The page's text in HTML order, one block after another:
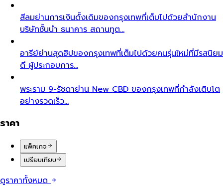
สีลมย่านการเงินดั้งเดิมของกรุงเทพที่เต็มไปด้วยสำนักงาน
บริษัทชั้นนำ ธนาคาร สถานทูต…
อารีย์ย่านสุดฮิปของกรุงเทพที่เต็มไปด้วยคนรุ่นใหม่ที่มีรสนิยม
ดี ผู้ประกอบการ…
พระราม 9-รัชดาย่าน New CBD ของกรุงเทพที่กำลังเติบโต
อย่างรวดเร็ว…
ราคา
แพ็คเกจ
เปรียบเทียบ
ดูราคาทั้งหมด